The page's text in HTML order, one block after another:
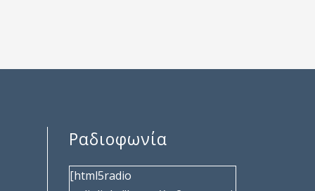
Ραδιοφωνία
[html5radio